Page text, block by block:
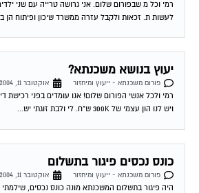
רמי וכל מ שבפורום שלום. אני גרושה טרייה עם שני
לעשות ת. זכאות ולקבל עזרה ממשרד שיכון ופיתוח הן
יעוץ בנושא משכנתא?
פורום משכנתא - ייעוץ ומיחזור
אוקטובר 11, 2004
ויש לנו הון עצמי של 300K ש"ח. לי ולבת זוגתי יש...
כונס נכסים פיגור בתשלום
פורום משכנתא - ייעוץ ומיחזור
אוקטובר 11, 2004
היה פיגור בתשלום המשכנתא מונה כונס נכסים,